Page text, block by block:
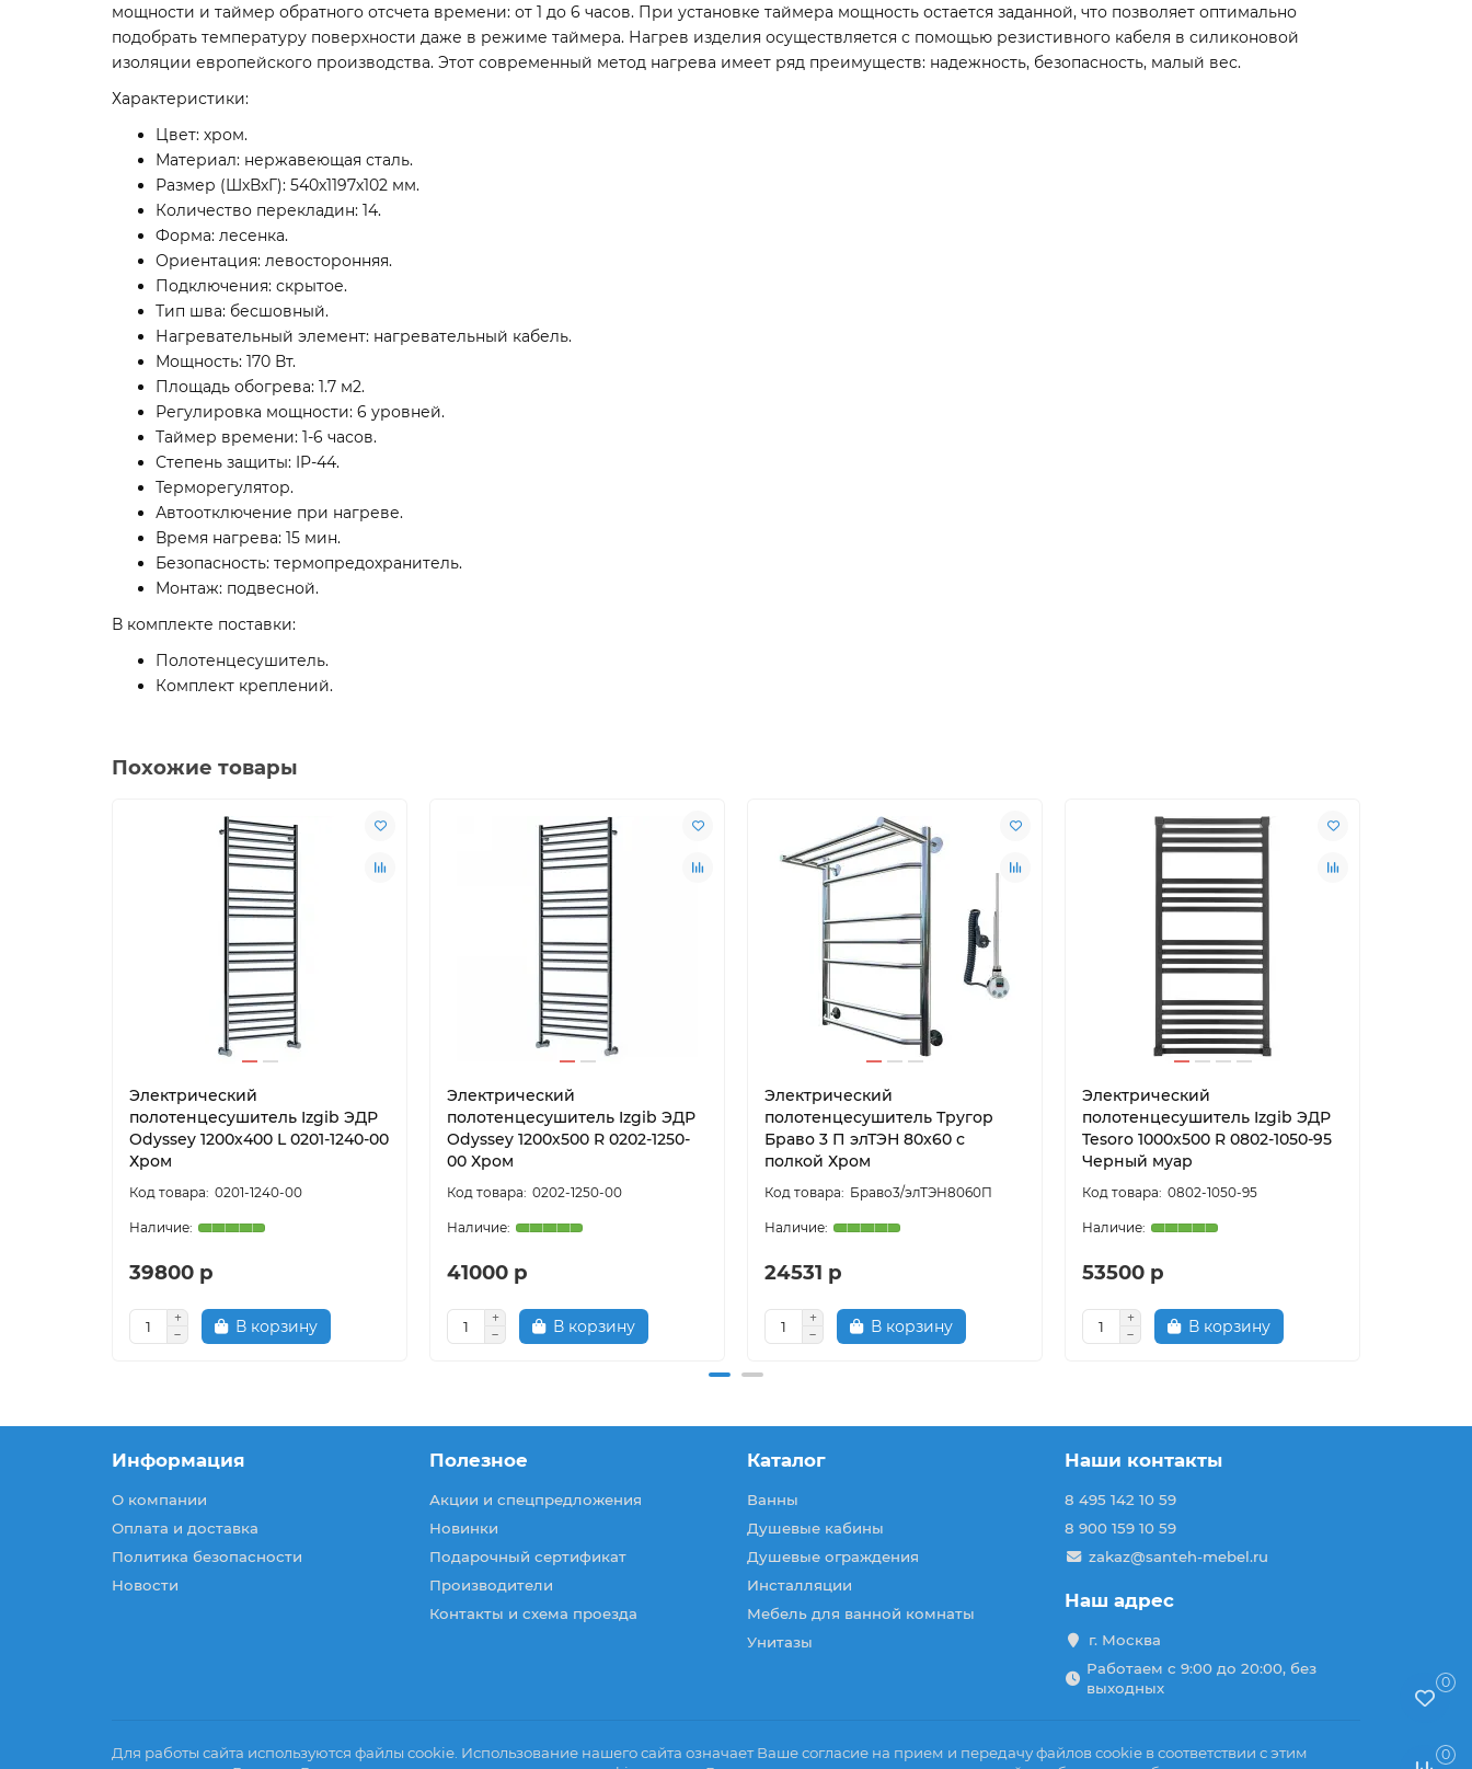
мощности и таймер обратного отсчета времени: от 1 до 6 часов. При установке таймера мощность остается заданной, что позволяет оптимально
подобрать температуру поверхности даже в режиме таймера. Нагрев изделия осуществляется с помощью резистивного кабеля в силиконовой
изоляции европейского производства. Этот современный метод нагрева имеет ряд преимуществ: надежность, безопасность, малый вес.
Характеристики:
Цвет: хром.
Материал: нержавеющая сталь.
Размер (ШхВхГ): 540х1197х102 мм.
Количество перекладин: 14.
Форма: лесенка.
Ориентация: левосторонняя.
Подключения: скрытое.
Тип шва: бесшовный.
Нагревательный элемент: нагревательный кабель.
Мощность: 170 Вт.
Площадь обогрева: 1.7 м2.
Регулировка мощности: 6 уровней.
Таймер времени: 1-6 часов.
Степень защиты: IP-44.
Терморегулятор.
Автоотключение при нагреве.
Время нагрева: 15 мин.
Безопасность: термопредохранитель.
Монтаж: подвесной.
В комплекте поставки:
Полотенцесушитель.
Комплект креплений.
Похожие товары
Электрический
полотенцесушитель Izgib ЭДР
Odyssey 1200х400 L 0201-1240-00
Хром
0201-1240-00
39800 р
В корзину
Электрический
полотенцесушитель Izgib ЭДР
Odyssey 1200х500 R 0202-1250-
00 Хром
0202-1250-00
41000 р
В корзину
Электрический
полотенцесушитель Тругор
Браво 3 П элТЭН 80x60 с
полкой Хром
Браво3/элТЭН8060П
24531 р
В корзину
Электрический
полотенцесушитель Izgib ЭДР
Tesoro 1000х500 R 0802-1050-95
Черный муар
0802-1050-95
53500 р
В корзину
Информация
О компании
Оплата и доставка
Политика безопасности
Новости
Полезное
Акции и спецпредложения
Новинки
Подарочный сертификат
Производители
Контакты и схема проезда
Каталог
Ванны
Душевые кабины
Душевые ограждения
Инсталляции
Мебель для ванной комнаты
Унитазы
Наши контакты
8 495 142 10 59
8 900 159 10 59
zakaz@santeh-mebel.ru
Наш адрес
г. Москва
Работаем с 9:00 до 20:00, без
выходных
Для работы сайта используются файлы cookie. Использование нашего сайта означает Ваше согласие на прием и передачу файлов cookie в соответствии с этим
0
0